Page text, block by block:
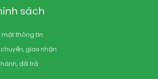
sách
thông tin
giao nhận
đổi trả